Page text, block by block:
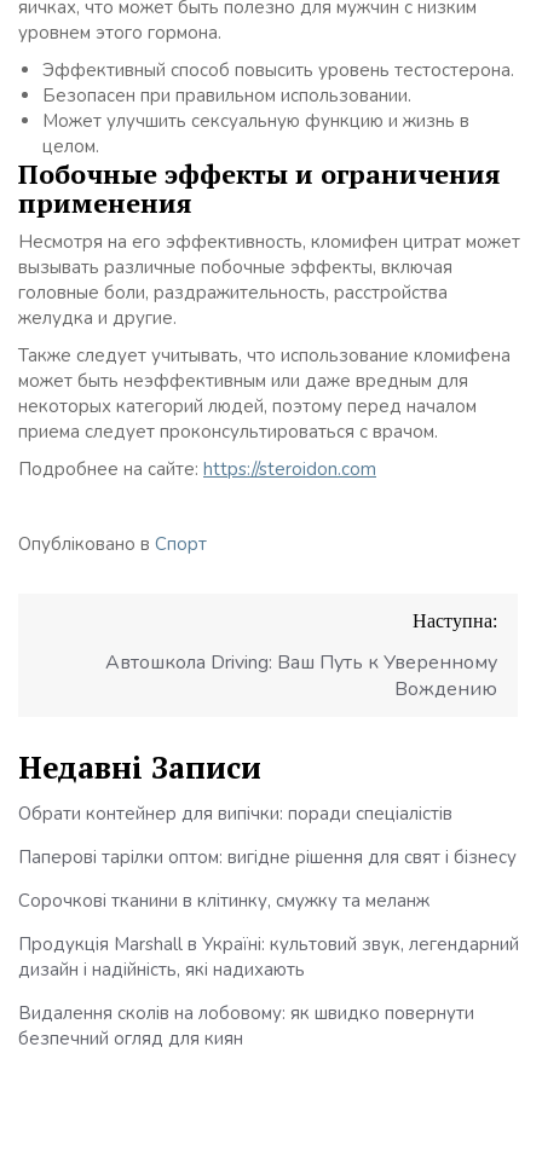
яичках, что может быть полезно для мужчин с низким
уровнем этого гормона.
Эффективный способ повысить уровень тестостерона.
Безопасен при правильном использовании.
Может улучшить сексуальную функцию и жизнь в
целом.
Побочные эффекты и ограничения
применения
Несмотря на его эффективность, кломифен цитрат может
вызывать различные побочные эффекты, включая
головные боли, раздражительность, расстройства
желудка и другие.
Также следует учитывать, что использование кломифена
может быть неэффективным или даже вредным для
некоторых категорий людей, поэтому перед началом
приема следует проконсультироваться с врачом.
Подробнее на сайте: https://steroidon.com
Опубліковано в Спорт
Наступна:
Автошкола Driving: Ваш Путь к Уверенному
Вождению
Недавні Записи
Обрати контейнер для випічки: поради спеціалістів
Паперові тарілки оптом: вигідне рішення для свят і бізнесу
Сорочкові тканини в клітинку, смужку та меланж
Продукція Marshall в Україні: культовий звук, легендарний
дизайн і надійність, які надихають
Видалення сколів на лобовому: як швидко повернути
безпечний огляд для киян